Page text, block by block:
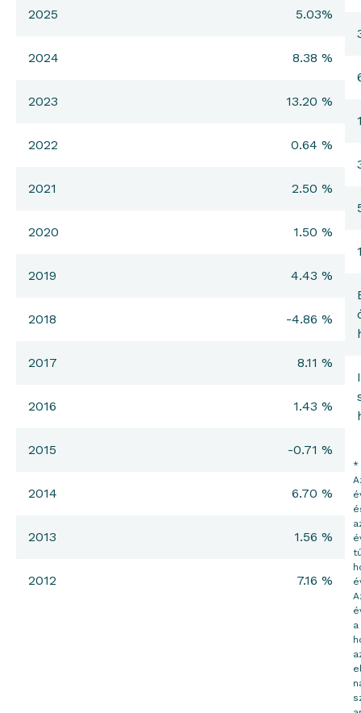
2025 5.03%
2024 8.38 %
2023 13.20 %
2022 0.64 %
2021 2.50 %
2020 1.50 %
2019 4.43 %
2018 -4.86 %
2017 8.11 %
2016 1.43 %
2015 -0.71 %
2014 6.70 %
2013 1.56 %
2012 7.16 %
*
a